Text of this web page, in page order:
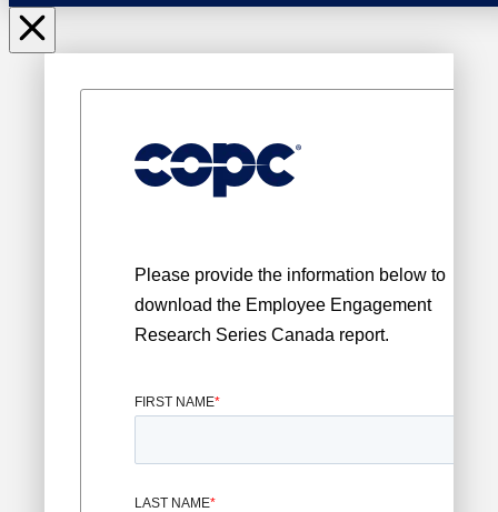
Please provide the information below to
download the Employee Engagement
Research Series Canada report.
FIRST NAME*
LAST NAME*